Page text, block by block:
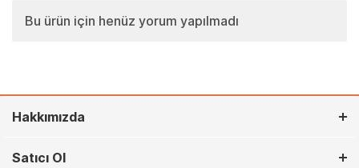
Bu ürün için henüz yorum yapılmadı
Hakkımızda
Satıcı Ol